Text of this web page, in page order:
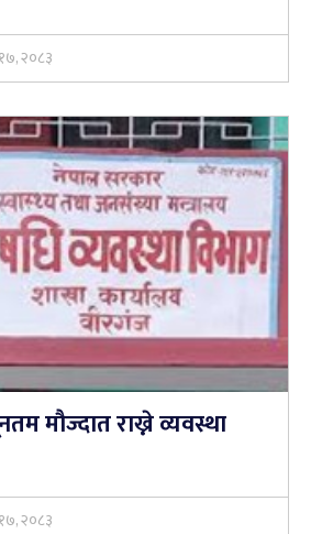
२०८३
मौज्दात राख्ने व्यवस्था
२०८३